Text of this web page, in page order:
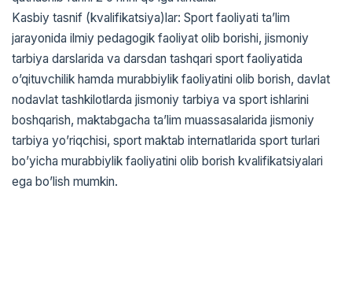
Kasbiy tasnif (kvalifikatsiya)lar: Sport faoliyati ta’lim
jarayonida ilmiy pedagogik faoliyat olib borishi, jismoniy
tarbiya darslarida va darsdan tashqari sport faoliyatida
o’qituvchilik hamda murabbiylik faoliyatini olib borish, davlat
nodavlat tashkilotlarda jismoniy tarbiya va sport ishlarini
boshqarish, maktabgacha ta’lim muassasalarida jismoniy
tarbiya yo’riqchisi, sport maktab internatlarida sport turlari
bo’yicha murabbiylik faoliyatini olib borish kvalifikatsiyalari
ega bo’lish mumkin.